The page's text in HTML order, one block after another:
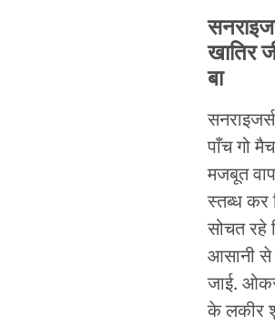
खातिर
बा
पाँच गो
मजबूत
स्तब्ध कर
सोचत रहे
आसानी
जाई.
के लकीर